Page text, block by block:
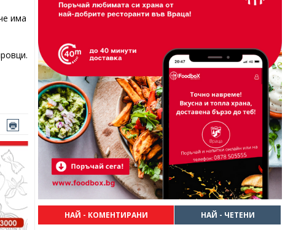
има
НАЙ - КОМЕНТИРАНИ НАЙ - ЧЕТЕНИ